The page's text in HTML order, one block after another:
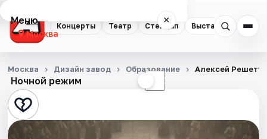
Концерты Театр Стендап Выставки
Меню ×
Москва
Концерты
Театр
Стендап
Ночной режим ☾
Москва Дизайн завод Образование Алексей